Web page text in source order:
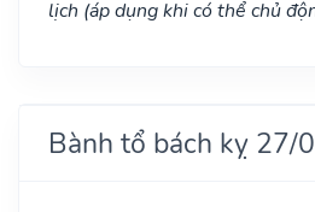
lịch (áp dụng khi có thể chủ
Bành tổ bách kỵ 27/